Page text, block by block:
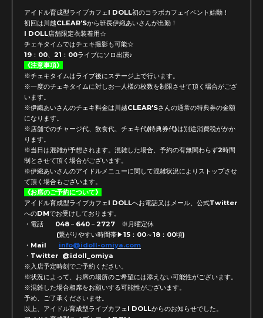
アイドル育成型ライブカフェI DOLL初のコラボカフェイベント始動！
初回は川越CLEAR'Sから班長伊織あいさんが出勤！
I DOLL店舗限定衣装着用☆
チェキタイムではチェキ撮影も可能☆
19：00、21：00ライブにソロ出演♪
《注意事項》
※チェキタイムはライブ後にステージ上で行います。
※一度のチェキタイムに対しお一人様の枚数を制限させて頂く場合がござ
います。
※伊織あいさんのチェキ料金は川越CLEAR'Sさんの通常の特典券の金額
になります。
※店舗でのチャージ代、飲食代、チェキ代(特典券代)は別途消費税がかか
ります。
※当日は混雑が予想されます。混雑した場合、 予約の有無関わらず2時間
制とさせて頂く場合がございます。
※伊織あいさんのアイドルメニューに関して混雑状況によりストップさせ
て頂く場合もございます。
《お席のご予約について》
アイドル育成型ライブカフェI DOLLへお電話又はメール、 公式Twitter
へのDMでお受けしております。
・電話 048－640－2727 ※月曜定休
(繋がりやすい時間帯▶15：00～18：00頃)
・Mail info@idoll-omiya.com
・Twitter @idoll_omiya
※入店予定時刻でご予約ください。
※状況によって、 お席の場所のご希望には添えない可能性がございます。
※混雑した場合相席をお願いする可能性がございます。
予め、ご了承くださいませ。
以上、アイドル育成型ライブカフェI DOLLからのお知らせでした。